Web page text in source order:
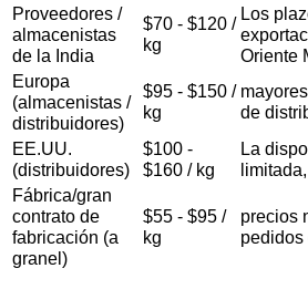
Proveedores /
almacenistas
de la India
$70 - $120 /
kg
Los
Oriente
Europa
(almacenistas /
distribuidores)
$95 - $150 /
kg
de
EE.UU.
(distribuidores)
$100 -
$160 / kg
La
Fábrica/gran
contrato de
fabricación (a
granel)
$55 - $95 /
kg
precios
pedidos